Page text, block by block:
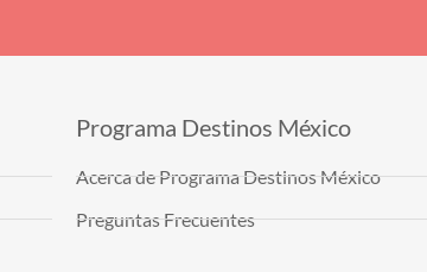
Programa Destinos México
Acerca de Programa Destinos México
Preguntas Frecuentes